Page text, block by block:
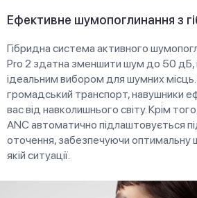
Ефективне шумопоглинання з
Гібридна система активного
Pro 2 здатна зменшити шум до 50 дБ,
ідеальним вибором для шумних місць.
громадський транспорт, навушники
вас від навколишнього світу. Крім
ANC автоматично підлаштовується
оточення, забезпечуючи оптимальну
якій ситуації.